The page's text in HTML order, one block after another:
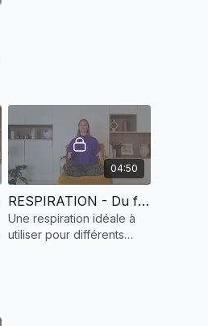
04:50
RESPIRATION - Du fil d'or
Une respiration idéale à
utiliser pour différents